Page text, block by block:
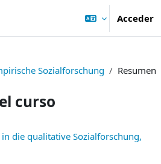
Acceder
Sozialforschung Resumen
curso
die qualitative Sozialforschung,